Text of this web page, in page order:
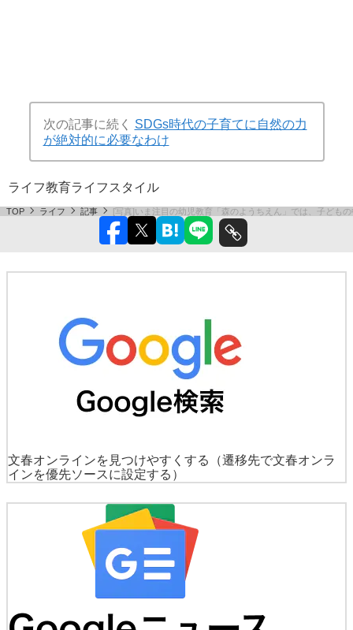
次の記事に続く
SDGs時代の子育てに自然の力
が絶対的に必要なわけ
ライフ教育ライフスタイル
TOP ライフ 記事 [写真]いま注目の幼児教育「森のようちえん」では、子ども
文春オンラインを見つけやすくする
（遷移先で文春オンラ
インを優先ソースに設定する）